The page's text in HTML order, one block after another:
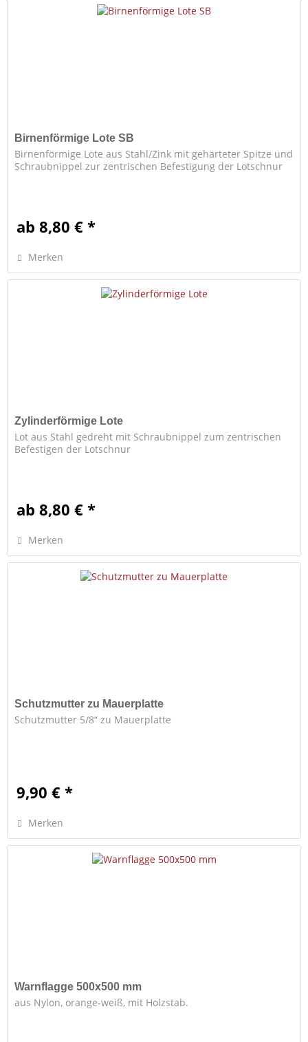
Birnenförmige Lote SB
Birnenförmige Lote aus Stahl/Zink mit gehärteter Spitze und
Schraubnippel zur zentrischen Befestigung der Lotschnur
ab 8,80 € *
Merken
Zylinderförmige Lote
Lot aus Stahl gedreht mit Schraubnippel zum zentrischen
Befestigen der Lotschnur
ab 8,80 € *
Merken
Schutzmutter zu Mauerplatte
Schutzmutter 5/8“ zu Mauerplatte
9,90 € *
Merken
Warnflagge 500x500 mm
aus Nylon, orange-weiß, mit Holzstab.